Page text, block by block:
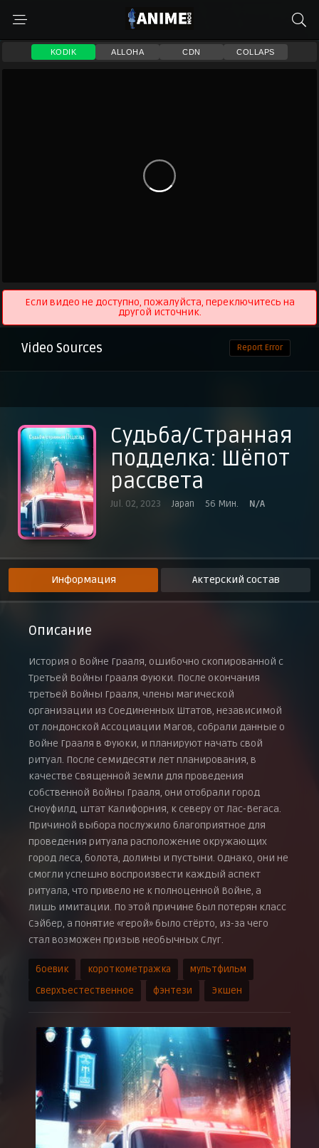
KODIK ALLOHA CDN COLLAPS
Если видео не доступно, пожалуйста, переключитесь на
другой источник.
Video Sources Report Error
Судьба/Странная
подделка: Шёпот
рассвета
Jul. 02, 2023 Japan 56 Мин. N/A
Информация Актерский состав
Описание
История о Войне Грааля, ошибочно скопированной с
Третьей Войны Грааля Фуюки. После окончания
третьей Войны Грааля, члены магической
организации из Соединенных Штатов, независимой
от лондонской Ассоциации Магов, собрали данные о
Войне Грааля в Фуюки, и планируют начать свой
ритуал. После семидесяти лет планирования, в
качестве Священной Земли для проведения
собственной Войны Грааля, они отобрали город
Сноуфилд, штат Калифорния, к северу от Лас-Вегаса.
Причиной выбора послужило благоприятное для
проведения ритуала расположение окружающих
город леса, болота, долины и пустыни. Однако, они не
смогли успешно воспроизвести каждый аспект
ритуала, что привело не к полноценной Войне, а
лишь имитации. По этой причине был потерян класс
Сэйбер, а понятие «герой» было стёрто, из-за чего
стал возможен призыв необычных Слуг.
боевик короткометражка
мультфильм
Сверхъестественное
фэнтези Экшен